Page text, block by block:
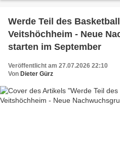
Werde Teil des
Veitshöchheim - Neue Nachwuchsgruppen
starten im September
Veröffentlicht am 27.07.2026 22:10
Von Dieter Gürz